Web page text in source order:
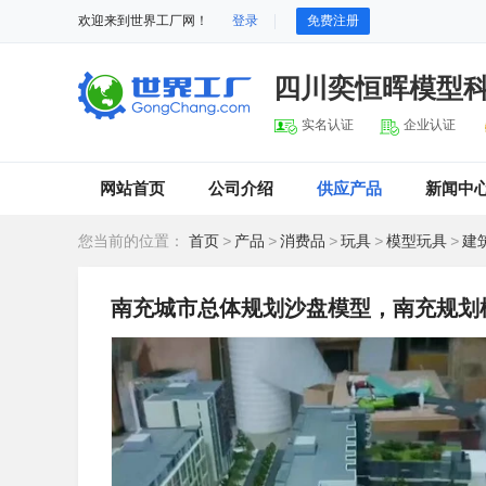
欢迎来到世界工厂网！ 登录 免费注册
四川奕恒晖模型
实名认证 企业认证
网站首页 公司介绍 供应产品 新闻中
您当前的位置： 首页 > 产品 >消费品 >玩具 >模型玩具 >建
南充城市总体规划沙盘模型，南充规